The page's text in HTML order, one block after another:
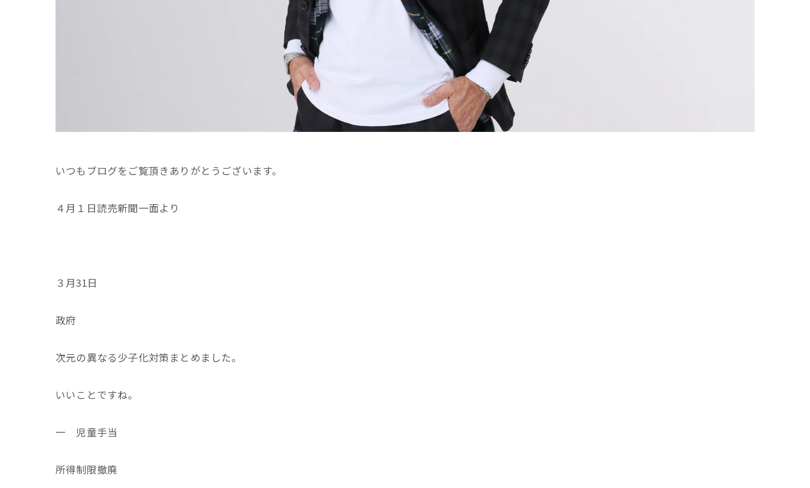
いつもブログをご覧頂きありがとうございます。
４月１日読売新聞一面より
３月31日
政府
次元の異なる少子化対策まとめました。
いいことですね。
一 児童手当
所得制限撤廃